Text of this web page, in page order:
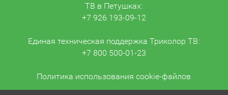
ТВ в Петушках:
+7 926 193-09-12
Единая техническая поддержка Триколор ТВ:
+7 800 500-01-23
Политика использования cookie-файлов